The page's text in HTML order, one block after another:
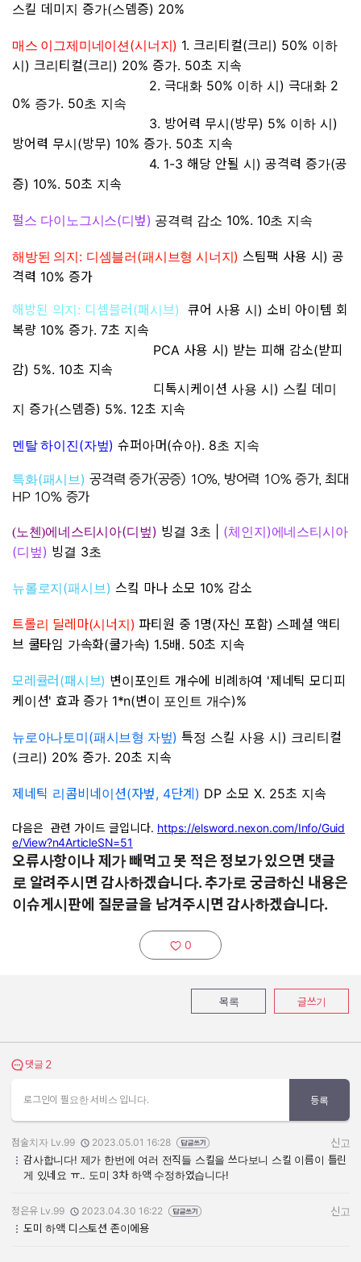
스킬 데미지 증가(스뎀증) 20%
매스 이그제미네이션 (시너지 ) 1. 크리티컬(크리) 50% 이하
시) 크리티컬(크리) 20% 증가. 50초 지속
2. 극대화 50% 이하 시) 극대화 2
0% 증가. 50초 지속
3. 방어력 무시(방무) 5% 이하 시)
방어력 무시(방무) 10% 증가. 50초 지속
4. 1-3 해당 안될 시) 공격력 증가(공
증) 10%. 50초 지속
펄스 다이노그시스(디벞) 공격력 감소 10%. 10초 지속
해방된 의지 : 디셈블러 (패시브형 시너지 ) 스팀팩 사용 시) 공
격력 10% 증가
해방된 의지: 디셈블러(패시브) 큐어 사용 시) 소비 아이템 회
복량 10% 증가. 7초 지속
PCA 사용 시) 받는 피해 감소(받피
감) 5%. 10초 지속
디톡시케이션 사용 시) 스킬 데미
지 증가(스뎀증) 5%. 12초 지속
멘탈 하이진(자벞)슈퍼아머(슈아). 8초 지속
특화(패시브 )공격력 증가(공증) 10%, 방어력 10% 증가, 최대
HP 10% 증가
(노첸)에네스티시아(디벞) 빙결 3초 | (체인지)에네스티시아
(디벞) 빙결 3초
뉴롤로지 (패시브 ) 스킼 마나 소모 10% 감소
트롤리 딜레마(시너지) 파티원 중 1명(자신 포함) 스페셜 액티
브 쿨타임 가속화(쿨가속) 1.5배. 50초 지속
모레큘러(패시브) 변이포인트 개수에 비례하여 '제네틱 모디피
케이션' 효과 증가 1*n(변이 포인트 개수)%
뉴로아나토미 (패시브형 자벞) 특정 스킬 사용 시) 크리티컬
(크리) 20% 증가. 20초 지속
제네틱 리콤비네이션(자벞, 4단계) DP 소모 X. 25초 지속
다음은 관련 가이드 글입니다. https://elsword.nexon.com/Info/Guid
e/View?n4ArticleSN=51
오류사항이나 제가 빼먹고 못 적은 정보가 있으면 댓글
로 알려주시면 감사하겠습니다. 추가로 궁금하신 내용은
이슈게시판에 질문글을 남겨주시면 감사하겠습니다.
추천하기:
0
목록 글쓰기
댓글 보기
댓글 2
로그인이 필요한 서비스 입니다. 등록
작성자:
점술치자 Lv.99
작성일:
2023.05.01 16:28
신고
감사합니다! 제가 한번에 여러 전직들 스킬을 쓰다보니 스킬 이름이 틀린
게 있네요 ㅠ.. 도미 3차 하액 수정하였습니다!
작성자:
정은유 Lv.99
작성일:
2023.04.30 16:22
신고
도미 하액 디스토션 존이에용